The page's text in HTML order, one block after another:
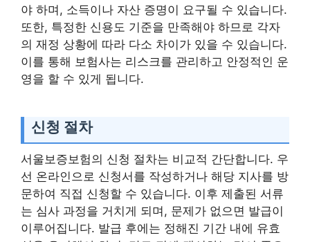
야 하며, 소득이나 자산 증명이 요구될 수 있습니다.
또한, 특정한 신용도 기준을 만족해야 하므로 각자
의 재정 상황에 따라 다소 차이가 있을 수 있습니다.
이를 통해 보험사는 리스크를 관리하고 안정적인 운
영을 할 수 있게 됩니다.
신청 절차
서울보증보험의 신청 절차는 비교적 간단합니다. 우
선 온라인으로 신청서를 작성하거나 해당 지사를 방
문하여 직접 신청할 수 있습니다. 이후 제출된 서류
는 심사 과정을 거치게 되며, 문제가 없으면 발급이
이루어집니다. 발급 후에는 정해진 기간 내에 유효